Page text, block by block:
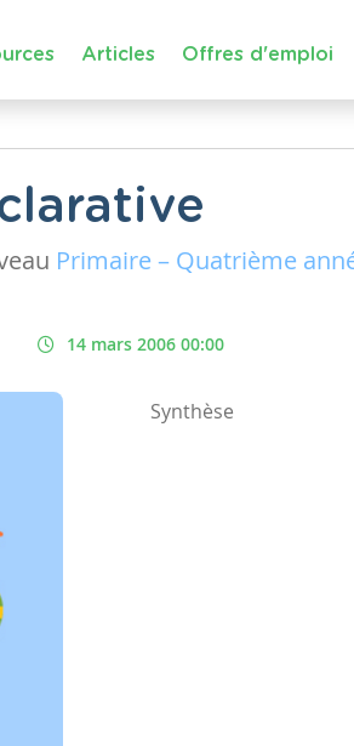
Articles Offres d'emploi
Primaire – Quatrième
14 mars 2006 00:00
Synthèse